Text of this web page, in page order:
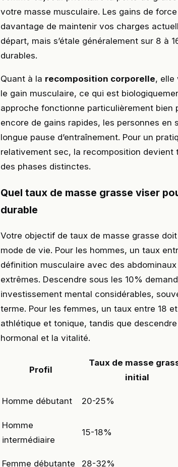
votre masse musculaire. Les gains de
davantage de maintenir vos charges
départ, mais s’étale généralement sur 8 à
durables.
Quant à la recomposition corporelle, elle
le gain musculaire, ce qui est
approche fonctionne particulièrement
encore de gains rapides, les personnes en
longue pause d’entraînement. Pour un
relativement sec, la recomposition
des phases distinctes.
Quel taux de masse grasse viser
durable
Votre objectif de taux de masse grasse
mode de vie. Pour les hommes, un taux
définition musculaire avec des
extrêmes. Descendre sous les 10%
investissement mental considérables,
terme. Pour les femmes, un taux entre 18
athlétique et tonique, tandis que
hormonal et la vitalité.
Profil
Taux de masse
initial
Homme débutant 20-25%
Homme
intermédiaire
15-18%
Femme débutante 28-32%